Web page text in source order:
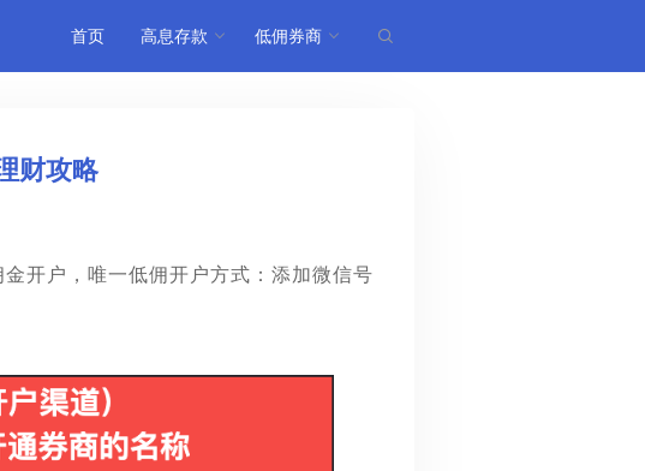
首页 高息存款 低佣券商
财攻略
开户，唯一低佣开户方式：添加微信号